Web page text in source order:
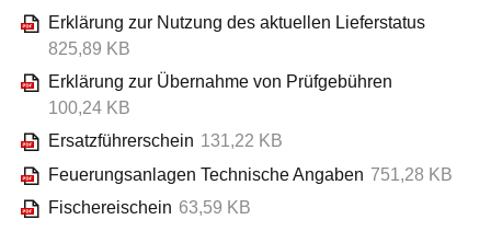
Erklärung zur Nutzung des aktuellen Lieferstatus
825,89 KB
Erklärung zur Übernahme von Prüfgebühren
100,24 KB
Ersatzführerschein 131,22 KB
Feuerungsanlagen Technische Angaben 751,28 KB
Fischereischein 63,59 KB